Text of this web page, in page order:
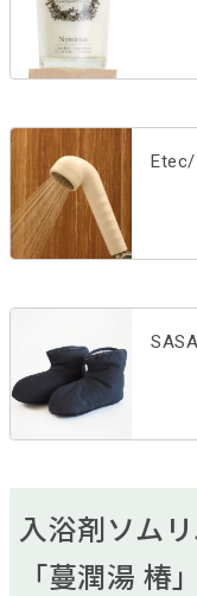
Etec/
入浴剤ソム
「蔓潤湯 椿